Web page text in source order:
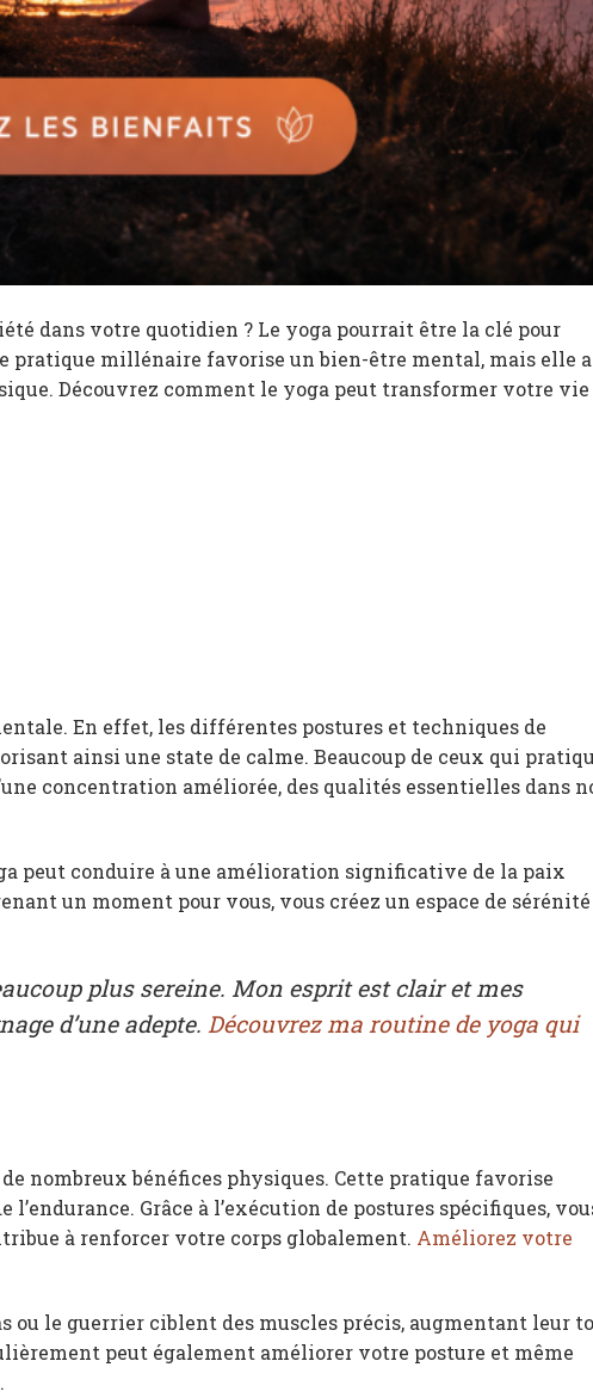
dans votre quotidien ? Le yoga pourrait être la clé pour
millénaire favorise un bien-être mental, mais elle a
Découvrez comment le yoga peut transformer votre vie
En effet, les différentes postures et techniques de
ainsi une state de calme. Beaucoup de ceux qui
concentration améliorée, des qualités essentielles dans
peut conduire à une amélioration significative de la paix
un moment pour vous, vous créez un espace de
plus sereine. Mon esprit est clair et mes
d’une adepte. Découvrez ma routine de yoga qui
nombreux bénéfices physiques. Cette pratique favorise
Grâce à l’exécution de postures spécifiques,
à renforcer votre corps globalement. Améliorez votre
ou le guerrier ciblent des muscles précis, augmentant leur
peut également améliorer votre posture et même